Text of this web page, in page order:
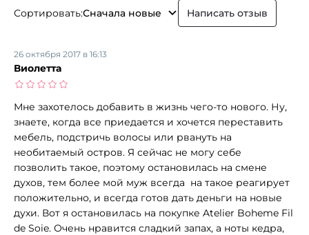
Сортировать:Сначала новые Написать отзыв
Виолетта
26 октября 2017 в 16:13
Мне захотелось добавить в жизнь чего-то нового. Ну,
знаете, когда все приедается и хочется переставить
мебель, подстричь волосы или рвануть на
необитаемый остров. Я сейчас не могу себе
позволить такое, поэтому остановилась на смене
духов, тем более мой муж всегда на такое реагирует
положительно, и всегда готов дать деньги на новые
духи. Вот я остановилась на покупке Atelier Boheme Fil
de Soie. Очень нравится сладкий запах, а ноты кедра,